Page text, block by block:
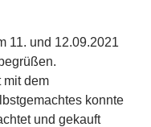
11. und 12.09.2021
mit dem
konnte
und gekauft